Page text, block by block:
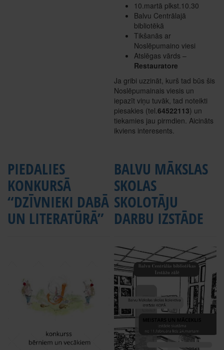
10.martā plkst.10.30
Balvu Centrālajā
bibliotēkā
Tikšanās ar
Noslēpumaino viesi
Atslēgas vārds –
Restauratore
Ja gribi uzzināt, kurš tad būs šis
Noslēpumainais viesis un
iepazīt viņu tuvāk, tad noteikti
piesakies (tel.64522113) un
tiekamies jau pirmdien. Aicināts
ikviens interesents.
PIEDALIES
KONKURSĀ
“DZĪVNIEKI DABĀ
UN LITERATŪRĀ”
BALVU MĀKSLAS
SKOLAS
SKOLOTĀJU
DARBU IZSTĀDE